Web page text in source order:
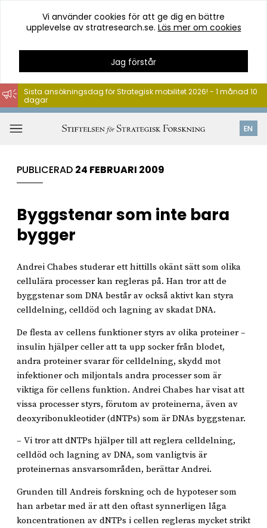
Hoppa
till
innehåll
Vi använder cookies för att ge dig en bättre
upplevelse av stratresearch.se. Läs mer om cookies
Jag förstår
EN
Sista ansökningsdag för Strategisk mobilitet 2026! - 1 månad 10
dagar
PUBLICERAD 24 FEBRUARI 2009
Byggstenar som inte bara
bygger
Andrei Chabes studerar ett hittills okänt sätt som olika
cellulära processer kan regleras på. Han tror att de
byggstenar som DNA består av också aktivt kan styra
celldelning, celldöd och lagning av skadat DNA.
De flesta av cellens funktioner styrs av olika proteiner –
insulin hjälper celler att ta upp socker från blodet,
andra proteiner svarar för celldelning, skydd mot
infektioner och miljontals andra processer som är
viktiga för cellens funktion. Andrei Chabes har visat att
vissa processer styrs, förutom av proteinerna, även av
deoxyribonukleotider (dNTPs) som är DNAs byggstenar.
– Vi tror att dNTPs hjälper till att reglera celldelning,
celldöd och lagning av DNA, som vanligtvis är
proteinernas ansvarsområden, berättar Andrei.
Grunden till Andreis forskning och de hypoteser som
han arbetar med är att den oftast synnerligen låga
koncentrationen av dNTPs i cellen regleras mycket strikt